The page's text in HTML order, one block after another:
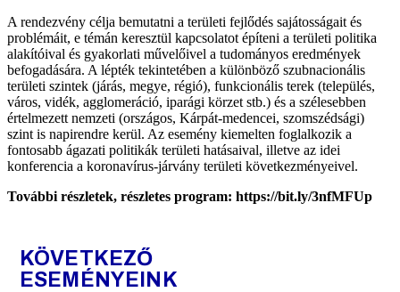
A rendezvény célja bemutatni a területi fejlődés sajátosságait és
problémáit, e témán keresztül kapcsolatot építeni a területi politika
alakítóival és gyakorlati művelőivel a tudományos eredmények
befogadására. A lépték tekintetében a különböző szubnacionális
területi szintek (járás, megye, régió), funkcionális terek (település,
város, vidék, agglomeráció, iparági körzet stb.) és a szélesebben
értelmezett nemzeti (országos, Kárpát-medencei, szomszédsági)
szint is napirendre kerül. Az esemény kiemelten foglalkozik a
fontosabb ágazati politikák területi hatásaival, illetve az idei
konferencia a koronavírus-járvány területi következményeivel.
További részletek, részletes program: https://bit.ly/3nfMFUp
KÖVETKEZŐ
ESEMÉNYEINK